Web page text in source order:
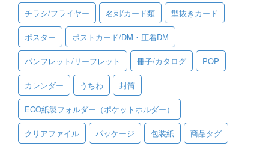
デザイン制作例
ご利用料金
ご利用ガイド
ご利用の流れ
ご注文方法について
キャンセルについて
チラシ/フライヤー 名刺/カード類 型抜きカード
ポスター ポストカード/DM・圧着DM
パンフレット/リーフレット 冊子/カタログ POP
カレンダー うちわ 封筒
ECO紙製フォルダー（ポケットホルダー）
クリアファイル パッケージ 包装紙 商品タグ